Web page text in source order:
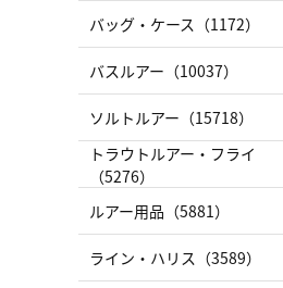
バッグ・ケース（1172）
バスルアー（10037）
ソルトルアー（15718）
トラウトルアー・フライ
（5276）
ルアー用品（5881）
ライン・ハリス（3589）